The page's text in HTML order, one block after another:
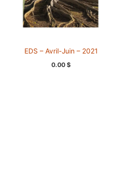
EDS – Avril-Juin – 2021
0.00 $